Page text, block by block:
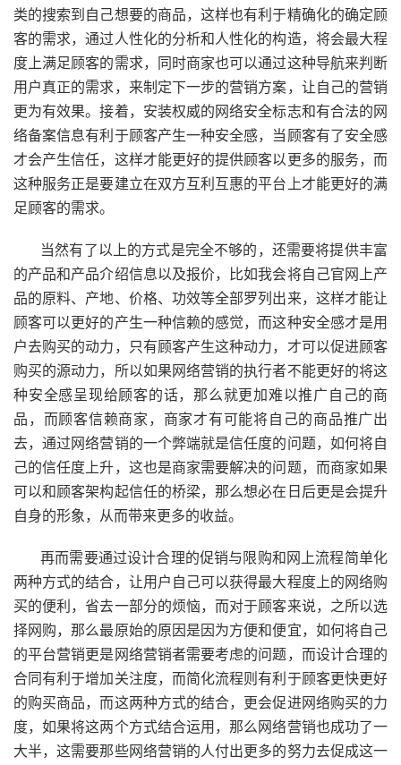
类的搜索到自己想要的商品，这样也有利于精确化的确定顾
客的需求，通过人性化的分析和人性化的构造，将会最大程
度上满足顾客的需求，同时商家也可以通过这种导航来判断
用户真正的需求，来制定下一步的营销方案，让自己的营销
更为有效果。接着，安装权威的网络安全标志和有合法的网
络备案信息有利于顾客产生一种安全感，当顾客有了安全感
才会产生信任，这样才能更好的提供顾客以更多的服务，而
这种服务正是要建立在双方互利互惠的平台上才能更好的满
足顾客的需求。
当然有了以上的方式是完全不够的，还需要将提供丰富
的产品和产品介绍信息以及报价，比如我会将自己官网上产
品的原料、产地、价格、功效等全部罗列出来，这样才能让
顾客可以更好的产生一种信赖的感觉，而这种安全感才是用
户去购买的动力，只有顾客产生这种动力，才可以促进顾客
购买的源动力，所以如果网络营销的执行者不能更好的将这
种安全感呈现给顾客的话，那么就更加难以推广自己的商
品，而顾客信赖商家，商家才有可能将自己的商品推广出
去，通过网络营销的一个弊端就是信任度的问题，如何将自
己的信任度上升，这也是商家需要解决的问题，而商家如果
可以和顾客架构起信任的桥梁，那么想必在日后更是会提升
自身的形象，从而带来更多的收益。
再而需要通过设计合理的促销与限购和网上流程简单化
两种方式的结合，让用户自己可以获得最大程度上的网络购
买的便利，省去一部分的烦恼，而对于顾客来说，之所以选
择网购，那么最原始的原因是因为方便和便宜，如何将自己
的平台营销更是网络营销者需要考虑的问题，而设计合理的
合同有利于增加关注度，而简化流程则有利于顾客更快更好
的购买商品，而这两种方式的结合，更会促进网络购买的力
度，如果将这两个方式结合运用，那么网络营销也成功了一
大半，这需要那些网络营销的人付出更多的努力去促成这一